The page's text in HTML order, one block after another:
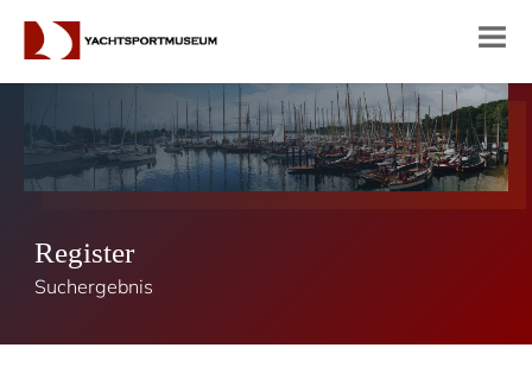
Register
Suchergebnis